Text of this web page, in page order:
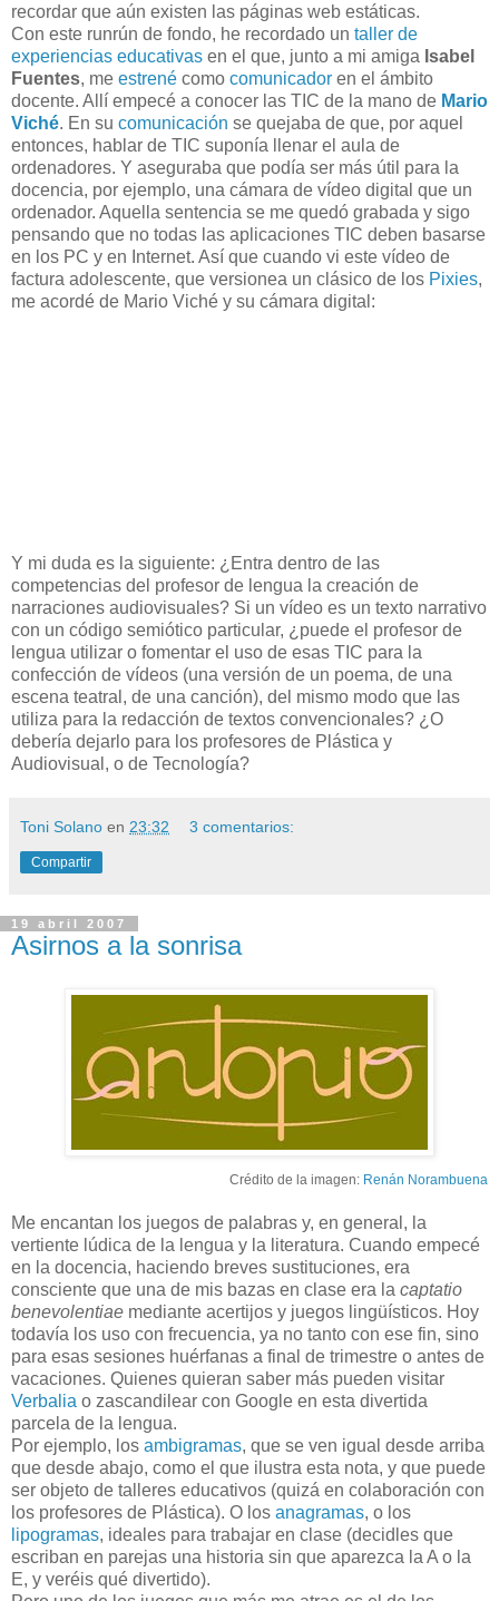
recordar que aún existen las páginas web estáticas.
Con este runrún de fondo, he recordado un taller de
experiencias educativas en el que, junto a mi amiga Isabel
Fuentes, me estrené como comunicador en el ámbito
docente. Allí empecé a conocer las TIC de la mano de Mario
Viché. En su comunicación se quejaba de que, por aquel
entonces, hablar de TIC suponía llenar el aula de
ordenadores. Y aseguraba que podía ser más útil para la
docencia, por ejemplo, una cámara de vídeo digital que un
ordenador. Aquella sentencia se me quedó grabada y sigo
pensando que no todas las aplicaciones TIC deben basarse
en los PC y en Internet. Así que cuando vi este vídeo de
factura adolescente, que versionea un clásico de los Pixies,
me acordé de Mario Viché y su cámara digital:
Y mi duda es la siguiente: ¿Entra dentro de las
competencias del profesor de lengua la creación de
narraciones audiovisuales? Si un vídeo es un texto narrativo
con un código semiótico particular, ¿puede el profesor de
lengua utilizar o fomentar el uso de esas TIC para la
confección de vídeos (una versión de un poema, de una
escena teatral, de una canción), del mismo modo que las
utiliza para la redacción de textos convencionales? ¿O
debería dejarlo para los profesores de Plástica y
Audiovisual, o de Tecnología?
Toni Solano en 23:32 3 comentarios:
Compartir
19 abril 2007
Asirnos a la sonrisa
Crédito de la imagen: Renán Norambuena
Me encantan los juegos de palabras y, en general, la
vertiente lúdica de la lengua y la literatura. Cuando empecé
en la docencia, haciendo breves sustituciones, era
consciente que una de mis bazas en clase era la captatio
benevolentiae mediante acertijos y juegos lingüísticos. Hoy
todavía los uso con frecuencia, ya no tanto con ese fin, sino
para esas sesiones huérfanas a final de trimestre o antes de
vacaciones. Quienes quieran saber más pueden visitar
Verbalia o zascandilear con Google en esta divertida
parcela de la lengua.
Por ejemplo, los ambigramas, que se ven igual desde arriba
que desde abajo, como el que ilustra esta nota, y que puede
ser objeto de talleres educativos (quizá en colaboración con
los profesores de Plástica). O los anagramas, o los
lipogramas, ideales para trabajar en clase (decidles que
escriban en parejas una historia sin que aparezca la A o la
E, y veréis qué divertido).